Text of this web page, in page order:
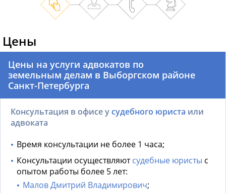
Цены
Цены на услуги адвокатов по
земельным делам в Выборгском районе
Санкт-Петербурга
Консультация в офисе усудебного юриста или
адвоката
Время консультации не более 1 часа;
Консультации осуществляютсудебные юристы с
опытом работы более 5 лет:
Малов Дмитрий Владимирович;